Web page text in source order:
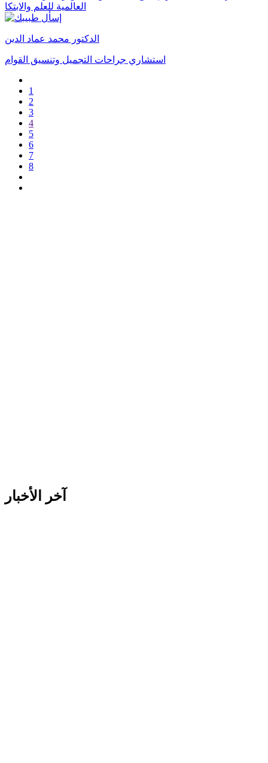
العالمية للعلم والابتكا
الدكتور محمد عماد الدين
استشاري جراحات التجميل وتنسيق القوام
1
2
3
4
5
6
7
8
آخر الأخبار